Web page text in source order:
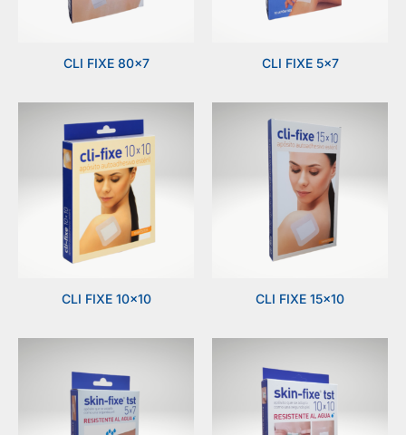
CLI FIXE 80×7 CLI FIXE 5×7
CLI FIXE 10×10 CLI FIXE 15×10